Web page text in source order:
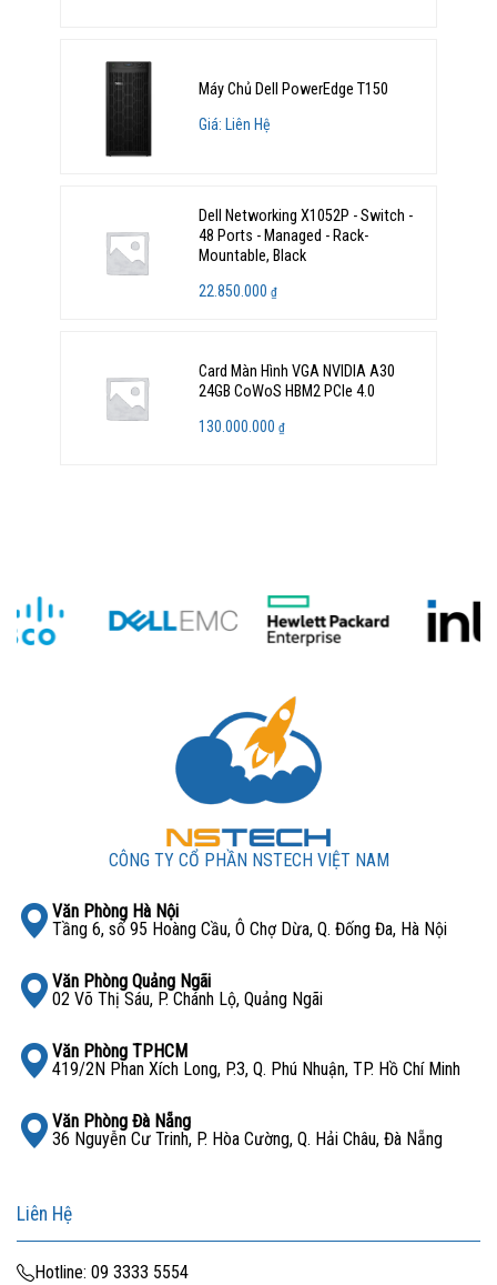
Máy Chủ Dell PowerEdge T150
Giá: Liên Hệ
Dell Networking X1052P - Switch -
48 Ports - Managed - Rack-
Mountable, Black
22.850.000₫
Card Màn Hình VGA NVIDIA A30
24GB CoWoS HBM2 PCIe 4.0
130.000.000₫
CÔNG TY CỔ PHẦN NSTECH VIỆT NAM
Văn Phòng Hà Nội
Tầng 6, số 95 Hoàng Cầu, Ô Chợ Dừa, Q. Đống Đa, Hà Nội
Văn Phòng Quảng Ngãi
02 Võ Thị Sáu, P. Chánh Lộ, Quảng Ngãi
Văn Phòng TPHCM
419/2N Phan Xích Long, P.3, Q. Phú Nhuận, TP. Hồ Chí Minh
Văn Phòng Đà Nẵng
36 Nguyễn Cư Trinh, P. Hòa Cường, Q. Hải Châu, Đà Nẵng
Liên Hệ
Hotline: 09 3333 5554